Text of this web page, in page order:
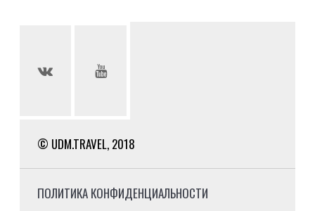
© UDM.TRAVEL, 2018
ПОЛИТИКА КОНФИДЕНЦИАЛЬНОСТИ